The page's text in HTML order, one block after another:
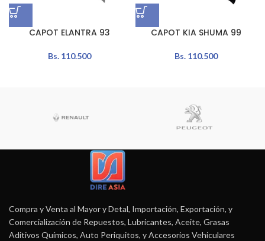
CAPOT ELANTRA 93
Bs.110.500
CAPOT KIA SHUMA 99
Bs.110.500
Compra y Venta al Mayor y Detal, Importación, Exportación, y
Comercialización de Repuestos, Lubricantes, Aceite, Grasas
Aditivos Químicos, Auto Periquitos, y Accesorios Vehiculares